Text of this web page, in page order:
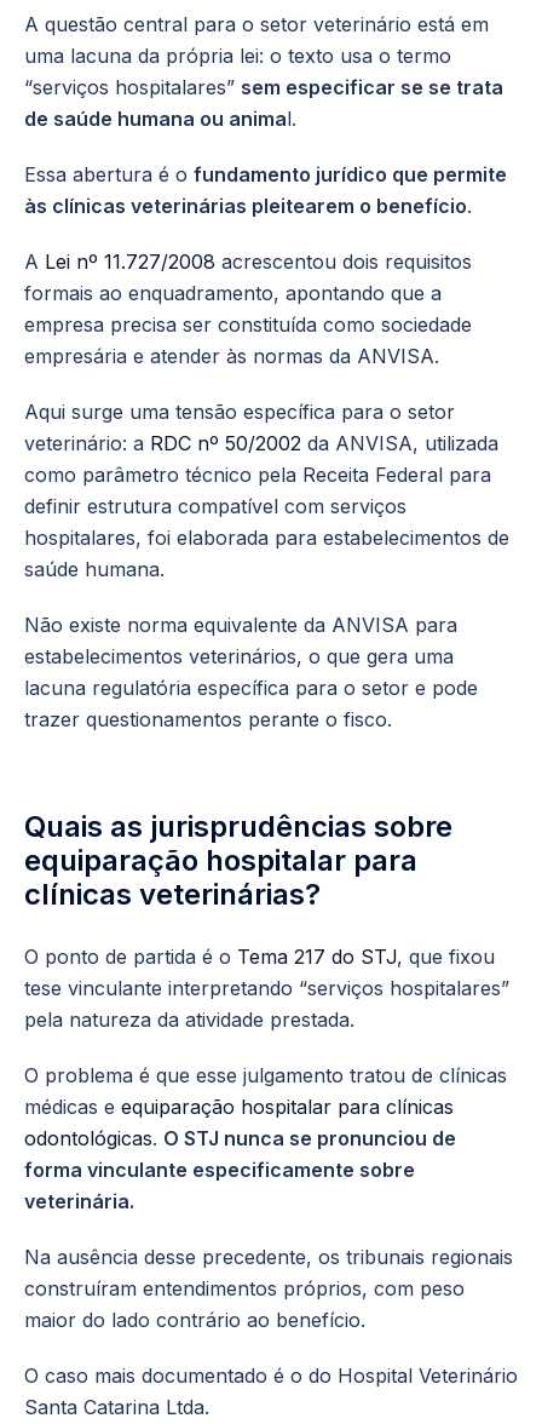
A questão central para o setor veterinário está em
uma lacuna da própria lei: o texto usa o termo
“serviços hospitalares” sem especificar se se trata
de saúde humana ou animal.
Essa abertura é o fundamento jurídico que permite
às clínicas veterinárias pleitearem o benefício.
A Lei nº 11.727/2008 acrescentou dois requisitos
formais ao enquadramento, apontando que a
empresa precisa ser constituída como sociedade
empresária e atender às normas da ANVISA.
Aqui surge uma tensão específica para o setor
veterinário: a RDC nº 50/2002 da ANVISA, utilizada
como parâmetro técnico pela Receita Federal para
definir estrutura compatível com serviços
hospitalares, foi elaborada para estabelecimentos de
saúde humana.
Não existe norma equivalente da ANVISA para
estabelecimentos veterinários, o que gera uma
lacuna regulatória específica para o setor e pode
trazer questionamentos perante o fisco.
Quais as jurisprudências sobre
equiparação hospitalar para
clínicas veterinárias?
O ponto de partida é o Tema 217 do STJ, que fixou
tese vinculante interpretando “serviços hospitalares”
pela natureza da atividade prestada.
O problema é que esse julgamento tratou de clínicas
médicas e equiparação hospitalar para clínicas
odontológicas. O STJ nunca se pronunciou de
forma vinculante especificamente sobre
veterinária.
Na ausência desse precedente, os tribunais regionais
construíram entendimentos próprios, com peso
maior do lado contrário ao benefício.
O caso mais documentado é o do Hospital Veterinário
Santa Catarina Ltda.